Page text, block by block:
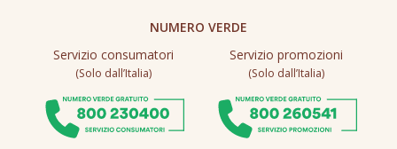
NUMERO VERDE
Servizio consumatori
(Solo dall’Italia)
Servizio promozioni
(Solo dall’Italia)